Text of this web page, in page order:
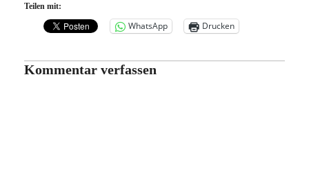
Teilen mit:
WhatsApp Drucken
Kommentar verfassen